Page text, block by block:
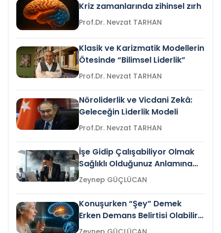
Kriz zamanlarında zihinsel zırh
Prof.Dr. Nevzat TARHAN
Klasik ve Karizmatik Modellerin
Ötesinde “Bilimsel Liderlik”
Prof.Dr. Nevzat TARHAN
Nöroliderlik ve Vicdani Zekâ:
Geleceğin Liderlik Modeli
Prof.Dr. Nevzat TARHAN
İşe Gidip Çalışabiliyor Olmak
Sağlıklı Olduğunuz Anlamına
Gelir mi?Zeynep GÜÇLÜCAN
Konuşurken “Şey” Demek
Erken Demans Belirtisi Olabilir
mi?